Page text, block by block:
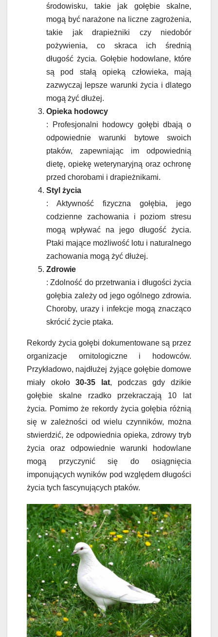
środowisku, takie jak gołębie skalne,
mogą być narażone na liczne zagrożenia,
takie jak drapieżniki czy niedobór
pożywienia, co skraca ich średnią
długość życia. Gołębie hodowlane, które
są pod stałą opieką człowieka, mają
zazwyczaj lepsze warunki życia i dlatego
mogą żyć dłużej.
Opieka hodowcy
: Profesjonalni hodowcy gołębi dbają o
odpowiednie warunki bytowe swoich
ptaków, zapewniając im odpowiednią
dietę, opiekę weterynaryjną oraz ochronę
przed chorobami i drapieżnikami.
Styl życia
: Aktywność fizyczna gołębia, jego
codzienne zachowania i poziom stresu
mogą wpływać na jego długość życia.
Ptaki mające możliwość lotu i naturalnego
zachowania mogą żyć dłużej.
Zdrowie
: Zdolność do przetrwania i długości życia
gołębia zależy od jego ogólnego zdrowia.
Choroby, urazy i infekcje mogą znacząco
skrócić życie ptaka.
Rekordy życia gołębi dokumentowane są przez
organizacje ornitologiczne i hodowców.
Przykładowo, najdłużej żyjące gołębie domowe
miały około30-35 lat, podczas gdy dzikie
gołębie skalne rzadko przekraczają 10 lat
życia. Pomimo że rekordy życia gołębia różnią
się w zależności od wielu czynników, można
stwierdzić, że odpowiednia opieka, zdrowy tryb
życia oraz odpowiednie warunki hodowlane
mogą przyczynić się do osiągnięcia
imponujących wyników pod względem długości
życia tych fascynujących ptaków.